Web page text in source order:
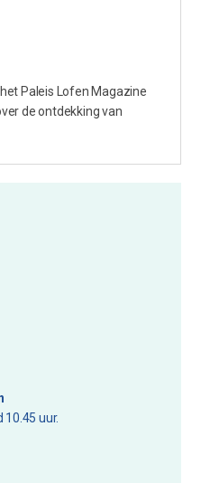
Paleis Lofen Magazine
de ontdekking van
uur.